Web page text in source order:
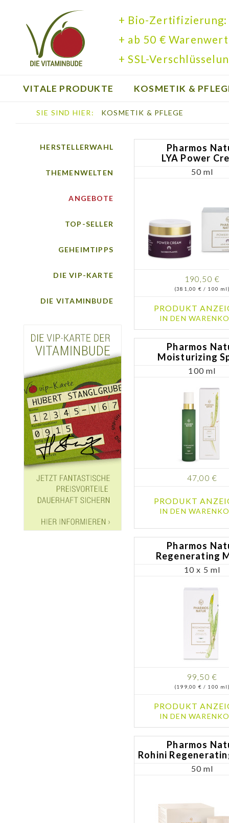
+ Bio-Zertifizierung:
+ ab 50 €
+ SSL-
VITALE PRODUKTE KOSMETIK &
BÜCHER
SIE SIND HIER: KOSMETIK & PFLEGE
HERSTELLERWAHL
THEMENWELTEN
ANGEBOTE
TOP-SELLER
GEHEIMTIPPS
DIE VIP-KARTE
DIE VITAMINBUDE
Pharmos
LYA Power
50 ml
190,50 €
(381,00 € / 100
PRODUKT
IN DEN
Pharmos
Moisturizing
100 ml
47,00 €
PRODUKT
IN DEN
Pharmos
Regenerating
10 x 5 ml
99,50 €
(199,00 € / 100
PRODUKT
IN DEN
Pharmos
Rohini
50 ml